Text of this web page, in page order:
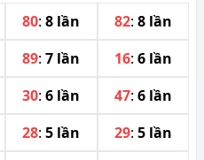
80:8 lần 82: 8 lần
89:7 lần 16: 6 lần
30:6 lần 47: 6 lần
28:5 lần 29: 5 lần